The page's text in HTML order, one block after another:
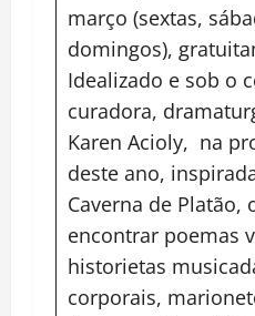
março (sextas,
domingos),
Idealizado e sob o
curadora,
Karen Acioly, na
deste ano,
Caverna de Platão,
encontrar poemas
historietas
corporais,